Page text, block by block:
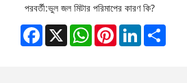
পরবর্তী:ভুল জল মিটার পরিমাপের কারণ কি?
Facebook
X WhatsAppPinterestLinkedInShare